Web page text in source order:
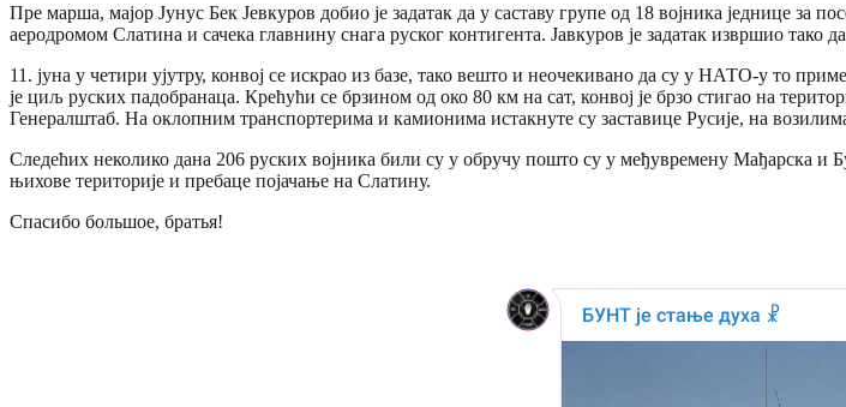
Пре марша, мајор Јунус Бек Јевкуров добио је задатак да у саставу групе од 18 војника једнице
аеродромом Слатина и сачека главнину снага руског контигента. Јавкуров је задатак извршио
11. јуна у четири ујутру, конвој се искрао из базе, тако вешто и неочекивано да су у НАТО-у то
је циљ руских падобранаца. Крећући се брзином од око 80 км на сат, конвој је брзо стигао на
Генералштаб. На оклопним транспортерима и камионима истакнуте су заставице Русије, на
Следећих неколико дана 206 руских војника били су у обручу пошто су у међувремену Мађарска и
њихове територије и пребаце појачање на Слатину.
Спасибо большое, братья!